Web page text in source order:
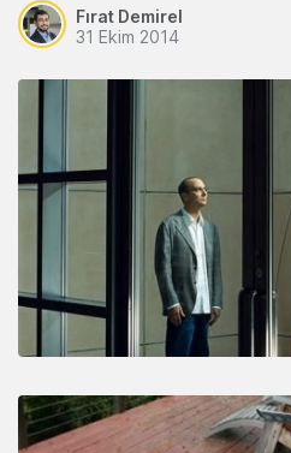
Fırat Demirel
31 Ekim 2014